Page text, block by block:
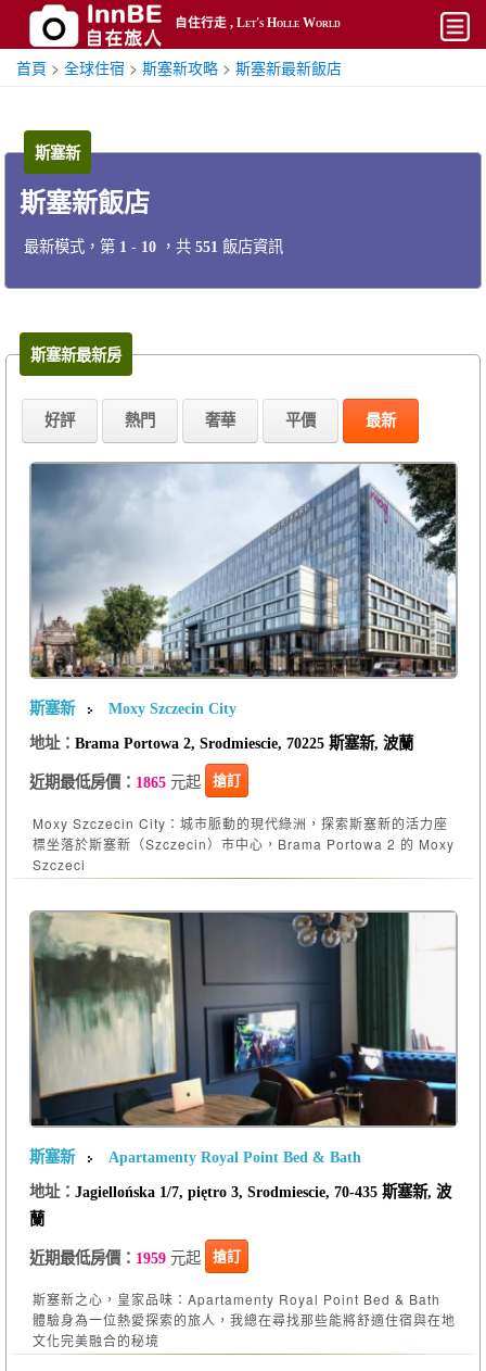
自住行走 , Let's Holle World
開始
熱門
奢華
帳號
首頁 > 全球住宿 > 斯塞新攻略 > 斯塞新最新飯店
斯塞新飯店
最新模式，第 1 - 10 ，共 551 飯店資訊
斯塞新
斯塞新最新房
好評 熱門 奢華 平價 最新
斯塞新
Moxy Szczecin City
地址： Brama Portowa 2, Srodmiescie, 70225 斯塞新, 波蘭
近期最低房價： 1865元起 搶訂
Moxy Szczecin City：城市脈動的現代綠洲，探索斯塞新的活力座
標坐落於斯塞新（Szczecin）市中心，Brama Portowa 2 的 Moxy
Szczeci
斯塞新
Apartamenty Royal Point Bed & Bath
地址： Jagiellońska 1/7, piętro 3, Srodmiescie, 70-435 斯塞新, 波
蘭
近期最低房價： 1959元起 搶訂
斯塞新之心，皇家品味：Apartamenty Royal Point Bed & Bath
體驗身為一位熱愛探索的旅人，我總在尋找那些能將舒適住宿與在地
文化完美融合的秘境